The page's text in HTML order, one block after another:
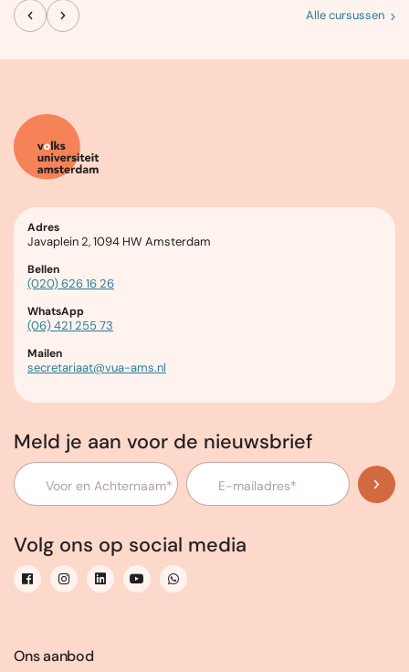
Alle cursussen
Adres
Javaplein 2, 1094 HW Amsterdam
Bellen
(020) 626 16 26
WhatsApp
(06) 421 255 73
Mailen
secretariaat@vua-ams.nl
Meld je aan voor de nieuwsbrief
Voor en Achternaam* E-mailadres*
Volg ons op social media
Ons aanbod